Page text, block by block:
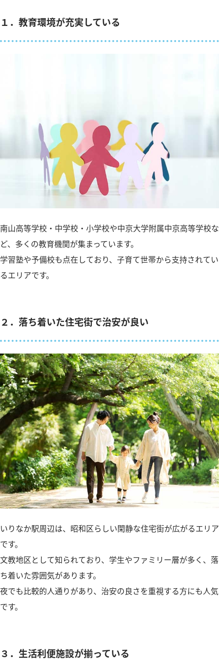
１．教育環境が充実している
南山高等学校・中学校・小学校や中京大学附属中京高等学校な
ど、多くの教育機関が集まっています。
学習塾や予備校も点在しており、子育て世帯から支持されてい
るエリアです。
２．落ち着いた住宅街で治安が良い
いりなか駅周辺は、昭和区らしい閑静な住宅街が広がるエリア
です。
文教地区として知られており、学生やファミリー層が多く、落
ち着いた雰囲気があります。
夜でも比較的人通りがあり、治安の良さを重視する方にも人気
です。
３．生活利便施設が揃っている